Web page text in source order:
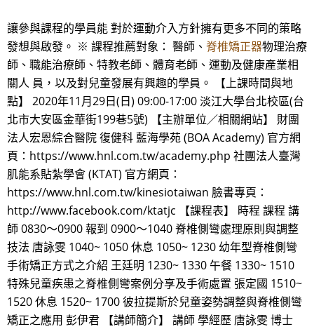
讓參與課程的學員能 對於運動介入方針擁有更多不同的策略
發想與啟發。 ※ 課程推薦對象： 醫師、 脊椎矯正器物理治療
師、職能治療師、特教老師、體育老師、運動及健康產業相
關人 員，以及對兒童發展有興趣的學員。 【上課時間與地
點】 2020年11月29日(日) 09:00-17:00 淡江大學台北校區(台
北市大安區金華街199巷5號) 【主辦單位／相關網站】 財團
法人宏恩綜合醫院 復健科 藍海學苑 (BOA Academy) 官方網
頁：https://www.hnl.com.tw/academy.php 社團法人臺灣
肌能系貼紮學會 (KTAT) 官方網頁：
https://www.hnl.com.tw/kinesiotaiwan 臉書專頁：
http://www.facebook.com/ktatjc 【課程表】 時程 課程 講
師 0830～0900 報到 0900～1040 脊椎側彎處理原則與調整
技法 唐詠雯 1040~ 1050 休息 1050~ 1230 幼年型脊椎側彎
手術矯正方式之介紹 王廷明 1230~ 1330 午餐 1330~ 1510
特殊兒童疾患之脊椎側彎案例分享及手術處置 張定國 1510~
1520 休息 1520~ 1700 彼拉提斯於兒童姿勢調整與脊椎側彎
矯正之應用 彭伊君 【講師簡介】 講師 學經歷 唐詠雯 博士